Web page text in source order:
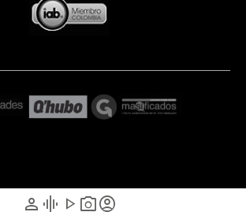
person graphic_eq play_arrow photo_cameraaccount_circle